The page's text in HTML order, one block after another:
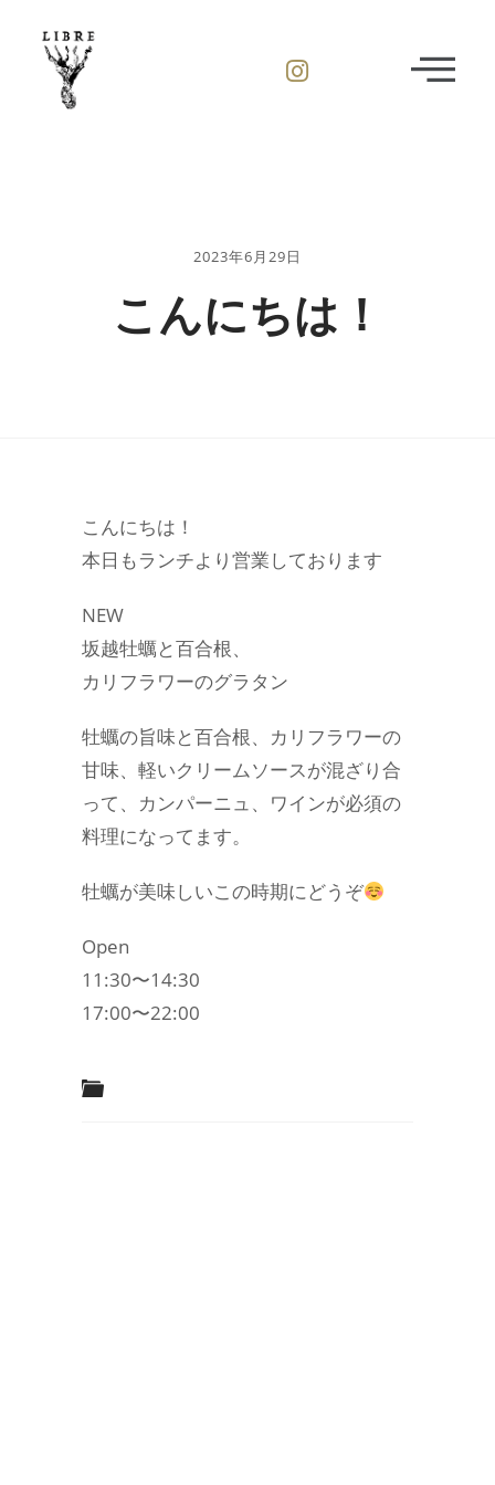
2023年6月29日
こんにちは！
こんにちは！
本日もランチより営業しております
NEW
坂越牡蠣と百合根、
カリフラワーのグラタン
牡蠣の旨味と百合根、カリフラワーの
甘味、軽いクリームソースが混ざり合
って、カンパーニュ、ワインが必須の
料理になってます。
牡蠣が美味しいこの時期にどうぞ
Open
11:30〜14:30
17:00〜22:00